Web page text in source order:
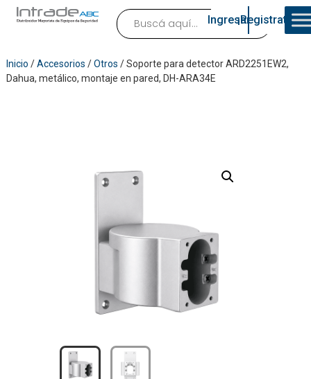
Ingresar¡Registrate!
Inicio /Accesorios /Otros / Soporte para detector ARD2251EW2,
Dahua, metálico, montaje en pared, DH-ARA34E